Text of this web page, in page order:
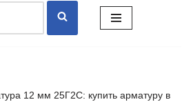
12 мм 25Г2С: купить арматуру в